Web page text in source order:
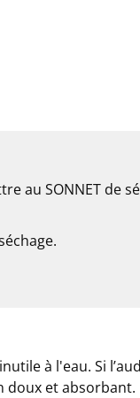
au SONNET de
à l'eau. Si
doux et absorbant.